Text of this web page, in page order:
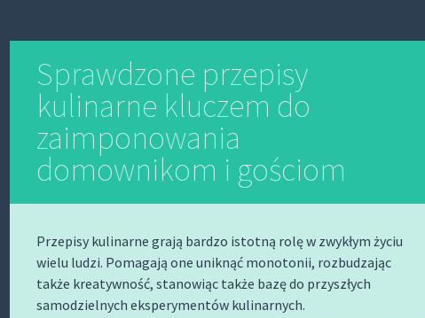
Sprawdzone przepisy
kulinarne kluczem do
zaimponowania
domownikom i gościom
Przepisy kulinarne grają bardzo istotną rolę w zwykłym życiu
wielu ludzi. Pomagają one uniknąć monotonii, rozbudzając
także kreatywność, stanowiąc także bazę do przyszłych
samodzielnych eksperymentów kulinarnych.